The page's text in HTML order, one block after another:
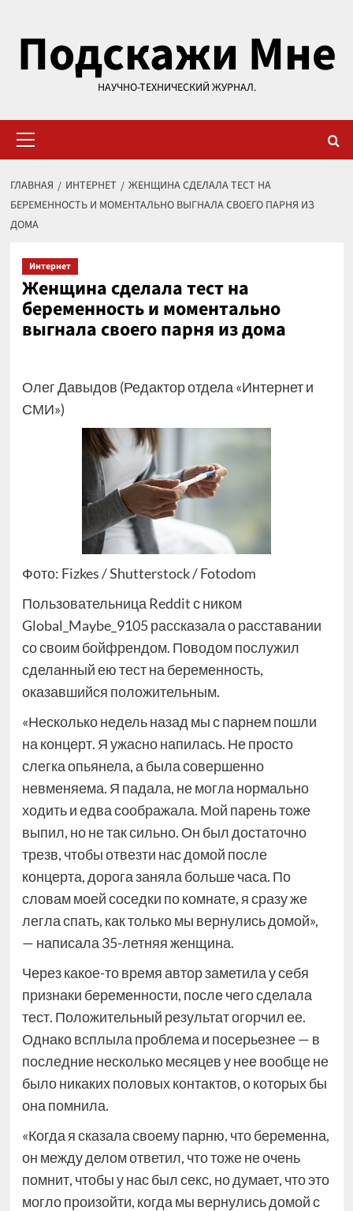
содержимому
Подскажи Мне
НАУЧНО-ТЕХНИЧЕСКИЙ ЖУРНАЛ.
меню
ГЛАВНАЯ ИНТЕРНЕТ
ЖЕНЩИНА СДЕЛАЛА ТЕСТ НА
БЕРЕМЕННОСТЬ И МОМЕНТАЛЬНО ВЫГНАЛА СВОЕГО ПАРНЯ ИЗ
ДОМА
Интернет
Женщина сделала тест на
беременность и моментально
выгнала своего парня из дома
Олег Давыдов (Редактор отдела «Интернет и
СМИ»)
Фото: Fizkes / Shutterstock / Fotodom
Пользовательница Reddit с ником
Global_Maybe_9105 рассказала о расставании
со своим бойфрендом. Поводом послужил
сделанный ею тест на беременность,
оказавшийся положительным.
«Несколько недель назад мы с парнем пошли
на концерт. Я ужасно напилась. Не просто
слегка опьянела, а была совершенно
невменяема. Я падала, не могла нормально
ходить и едва соображала. Мой парень тоже
выпил, но не так сильно. Он был достаточно
трезв, чтобы отвезти нас домой после
концерта, дорога заняла больше часа. По
словам моей соседки по комнате, я сразу же
легла спать, как только мы вернулись домой»,
— написала 35-летняя женщина.
Через какое-то время автор заметила у себя
признаки беременности, после чего сделала
тест. Положительный результат огорчил ее.
Однако всплыла проблема и посерьезнее — в
последние несколько месяцев у нее вообще не
было никаких половых контактов, о которых бы
она помнила.
«Когда я сказала своему парню, что беременна,
он между делом ответил, что тоже не очень
помнит, чтобы у нас был секс, но думает, что это
могло произойти, когда мы вернулись домой с